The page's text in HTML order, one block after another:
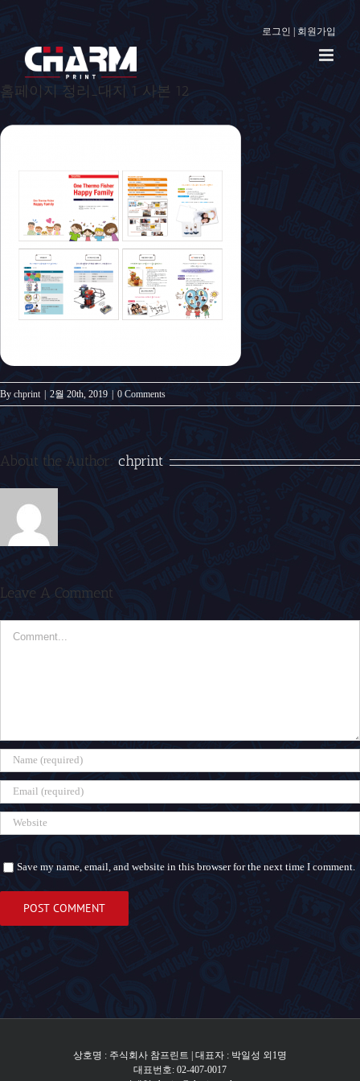
로그인 회원가입
홈페이지 정리_대지 1 사본 12
By chprint 2월 20th, 2019 0 Comments
About the Author: chprint
Leave A Comment
Save my name, email, and website in this browser for the next time I comment.
상호명 : 주식회사 참프린트 | 대표자 : 박일성 외1명
대표번호: 02-407-0017